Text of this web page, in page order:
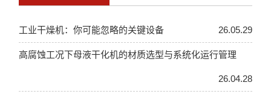
工业干燥机：你可能忽略的关键设备 26.05.29
高腐蚀工况下母液干化机的材质选型与系统化运行管理
26.04.28